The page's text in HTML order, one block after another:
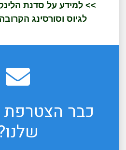
לגיוס וסורסינג
כבר הצטרפת